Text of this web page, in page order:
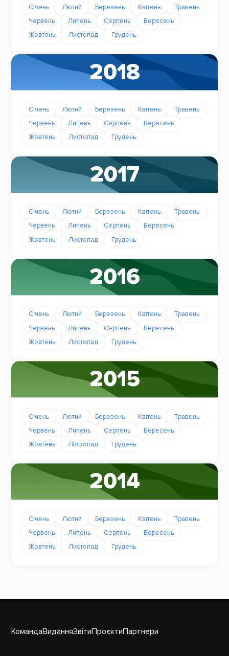
Січень Лютий Березень Квітень
Травень
Червень
Липень Серпень
Вересень
Жовтень
Листопад Грудень
2018
Січень Лютий Березень Квітень
Травень
Червень
Липень Серпень
Вересень
Жовтень
Листопад Грудень
2017
Січень Лютий Березень Квітень
Травень
Червень
Липень Серпень
Вересень
Жовтень
Листопад Грудень
2016
Січень Лютий Березень Квітень
Травень
Червень
Липень Серпень
Вересень
Жовтень
Листопад Грудень
2015
Січень Лютий Березень Квітень
Травень
Червень
Липень Серпень
Вересень
Жовтень
Листопад Грудень
2014
Січень Лютий Березень Квітень
Травень
Червень
Липень Серпень
Вересень
Жовтень
Листопад Грудень
КомандаВиданняЗвітиПроєктиПартнери